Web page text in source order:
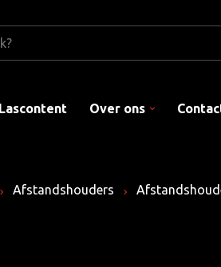
Lascontent Over ons
Afstandshouders